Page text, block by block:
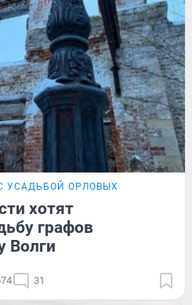
УСАДЬБОЙ ОРЛОВЫХ
хотят
графов
Волги
31